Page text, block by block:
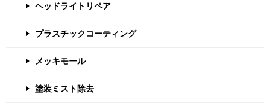
ヘッドライトリペア
プラスチックコーティング
メッキモール
塗装ミスト除去